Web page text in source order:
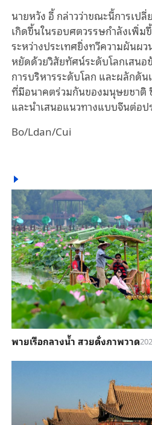
นายหวัง อี้ กล่าวว่าขณะนี้การเป
เกิดขึ้นในรอบศตวรรษกำลังเพิ่
ระหว่างประเทศยิ่งทวีความผันผ
หยัดด้วยวิสัยทัศน์ระดับโลกเสนอ
การบริหารระดับโลก และผลักดั
ที่มีอนาคตร่วมกันของมนุษยชาติ
และนำเสนอแนวทางแบบจีนต่อป
Bo/Ldan/Cui
พายเรือกลางน้ำ สวยดั่งภาพวาด